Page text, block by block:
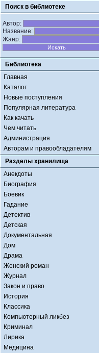
Поиск в библиотеке
Автор:
Название:
Жанр:
Библиотека
Главная
Каталог
Новые поступления
Популярная литература
Как качать
Чем читать
Администрация
Авторам и правообладателям
Разделы хранилища
Анекдоты
Биография
Боевик
Гадание
Детектив
Детская
Документальная
Дом
Драма
Женский роман
Журнал
Закон и право
История
Классика
Компьютерный ликбез
Криминал
Лирика
Медицина